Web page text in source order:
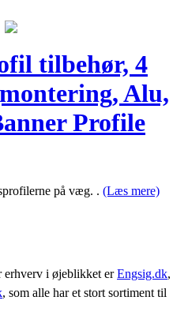
tilbehør, 4
Alu,
Profile
på væg. . (Læs mere)
erhverv i øjeblikket erEngsig.dk,
, som alle har et stort sortiment til